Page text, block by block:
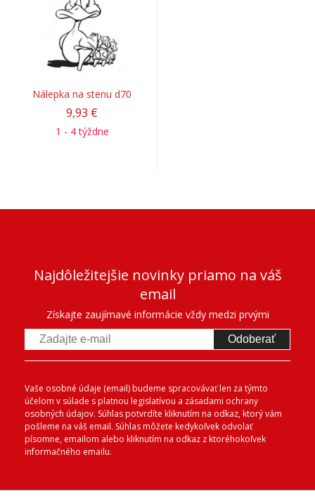
Nálepka na stenu d70
9,93 €
1 - 4 týždne
Najdôležitejšie novinky priamo na váš
email
Získajte zaujímavé informácie vždy medzi prvými
Odoberať
Vaše osobné údaje (email) budeme spracovávať len za týmto
účelom v súlade s platnou legislatívou a zásadami ochrany
osobných údajov. Súhlas potvrdíte kliknutím na odkaz, ktorý vám
pošleme na váš email. Súhlas môžete kedykoľvek odvolať
písomne, emailom alebo kliknutím na odkaz z ktoréhokoľvek
informačného emailu.